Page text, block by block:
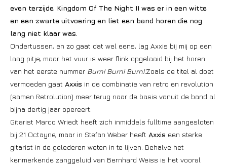
even terzijde. Kingdom Of The Night II was er in een witte
en een zwarte uitvoering en liet een band horen die nog
lang niet klaar was.
Ondertussen, en zo gaat dat wel eens, lag Axxis bij mij op een
laag pitje, maar het vuur is weer flink opgelaaid bij het horen
van het eerste nummer Burn! Burn! Burn!.Zoals de titel al doet
vermoeden gaat Axxis in de combinatie van retro en revolution
(samen Retrolution) meer terug naar de basis vanuit de band al
bijna dertig jaar opereert.
Gitarist Marco Wriedt heeft zich inmiddels fulltime aangesloten
bij 21 Octayne, maar in Stefan Weber heeft Axxis een sterke
gitarist in de gelederen weten in te lijven. Behalve het
kenmerkende zanggeluid van Bernhard Weiss is het vooral